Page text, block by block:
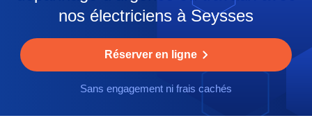
nos électriciens à Seysses
Réserver en ligne
Sans engagement ni frais cachés